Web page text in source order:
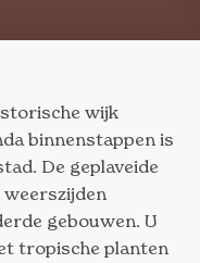
wijk
binnenstappen is
De geplaveide
gebouwen. U
tropische planten